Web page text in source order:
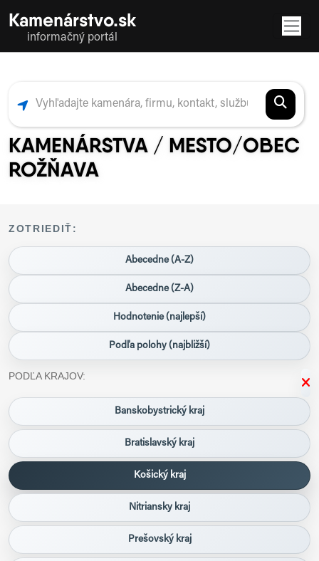
Kamenárstvo.sk
informačný portál
KAMENÁRSTVA / MESTO/OBEC
ROŽŇAVA
ZOTRIEDIŤ:
Abecedne (A-Z)
Abecedne (Z-A)
Hodnotenie (najlepší)
Podľa polohy (najbližší)
PODĽA KRAJOV:
Banskobystrický kraj
Bratislavský kraj
Košický kraj
Nitriansky kraj
Prešovský kraj